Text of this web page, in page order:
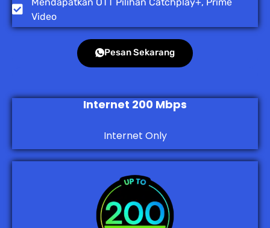
Video
Pesan Sekarang
Internet 200 Mbps
Internet Only